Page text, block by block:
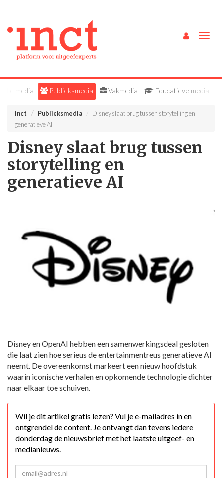
Alle media Publieksmedia Vakmedia Educatieve media
inct Publieksmedia
Disney slaat brug tussen storytelling en
generatieve AI
Disney slaat brug tussen
storytelling en
generatieve AI
Disney en OpenAI hebben een samenwerkingsdeal gesloten
die laat zien hoe serieus de entertainmentreus generatieve AI
neemt. De overeenkomst markeert een nieuw hoofdstuk
waarin iconische verhalen en opkomende technologie dichter
naar elkaar toe schuiven.
Wil je dit artikel gratis lezen? Vul je e-mailadres in en
ontgrendel de content. Je ontvangt dan tevens iedere
donderdag de nieuwsbrief met het laatste uitgeef- en
medianieuws.